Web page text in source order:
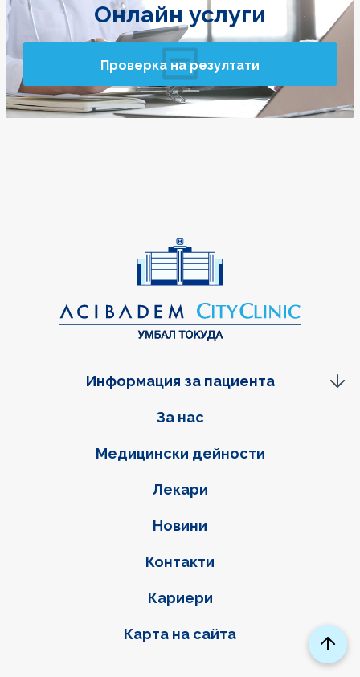
Онлайн услуги
Проверка на резултати
Фуутер навигация
За нас
Медицински дейности
Лекари
Новини
Контакти
Кариери
Карта на сайта
Информация за пациента